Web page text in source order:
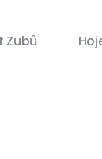
Zubů